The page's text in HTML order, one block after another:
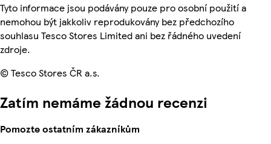
Tyto informace jsou podávány pouze pro osobní použití a
nemohou být jakkoliv reprodukovány bez předchozího
souhlasu Tesco Stores Limited ani bez řádného uvedení
zdroje.
© Tesco Stores ČR a.s.
Zatím nemáme žádnou recenzi
Pomozte ostatním zákazníkům